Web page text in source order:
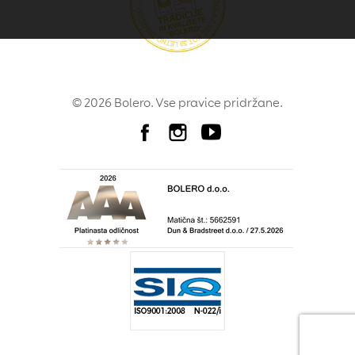
© 2026 Bolero. Vse pravice pridržane.